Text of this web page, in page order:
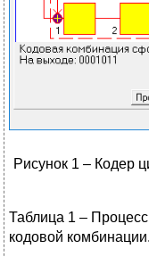
Рисунок 1 – Кодер
Таблица 1 –
кодовой комбинации.